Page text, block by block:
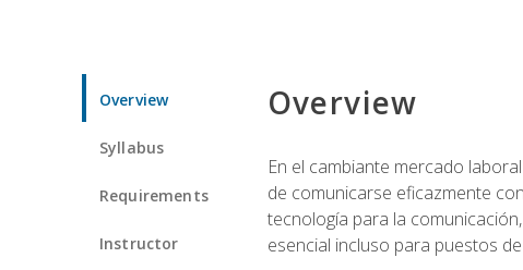
Overview
Syllabus
Requirements
Instructor
Overview
En el cambiante mercado
de comunicarse eficazmente
tecnología para la
esencial incluso para puestos de